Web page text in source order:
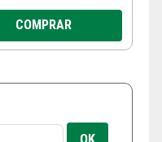
COMPRAR